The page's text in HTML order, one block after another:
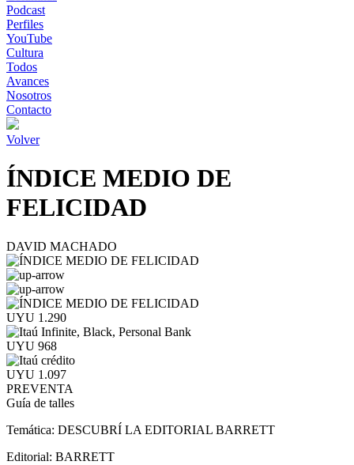
Podcast
Perfiles
YouTube
Cultura
Todos
Avances
Nosotros
Contacto
Volver
ÍNDICE MEDIO DE
FELICIDAD
DAVID MACHADO
UYU 1.290
UYU 968
UYU 1.097
PREVENTA
Guía de talles
Temática: DESCUBRÍ LA EDITORIAL BARRETT
Editorial: BARRETT